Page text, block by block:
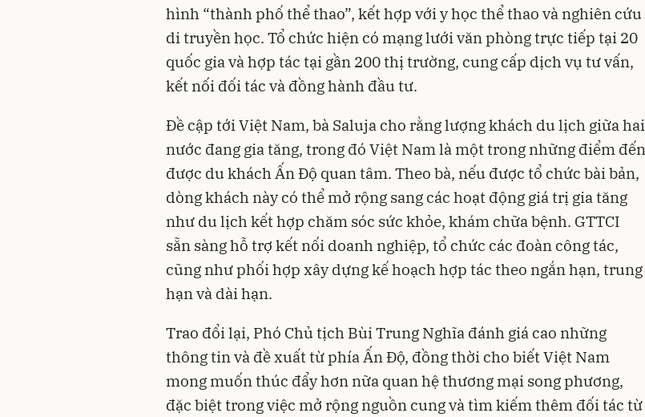
hình “thành phố thể thao”, kết hợp với y học thể thao và nghiên cứu
di truyền học. Tổ chức hiện có mạng lưới văn phòng trực tiếp tại 20
quốc gia và hợp tác tại gần 200 thị trường, cung cấp dịch vụ tư vấn,
kết nối đối tác và đồng hành đầu tư.
Đề cập tới Việt Nam, bà Saluja cho rằng lượng khách du lịch giữa hai
nước đang gia tăng, trong đó Việt Nam là một trong những điểm đến
được du khách Ấn Độ quan tâm. Theo bà, nếu được tổ chức bài bản,
dòng khách này có thể mở rộng sang các hoạt động giá trị gia tăng
như du lịch kết hợp chăm sóc sức khỏe, khám chữa bệnh. GTTCI
sẵn sàng hỗ trợ kết nối doanh nghiệp, tổ chức các đoàn công tác,
cũng như phối hợp xây dựng kế hoạch hợp tác theo ngắn hạn, trung
hạn và dài hạn.
Trao đổi lại, Phó Chủ tịch Bùi Trung Nghĩa đánh giá cao những
thông tin và đề xuất từ phía Ấn Độ, đồng thời cho biết Việt Nam
mong muốn thúc đẩy hơn nữa quan hệ thương mại song phương,
đặc biệt trong việc mở rộng nguồn cung và tìm kiếm thêm đối tác từ